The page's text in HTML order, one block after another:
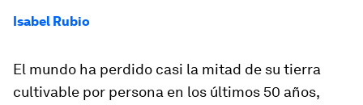
Isabel Rubio
El mundo ha perdido casi la mitad de su tierra
cultivable por persona en los últimos 50 años,